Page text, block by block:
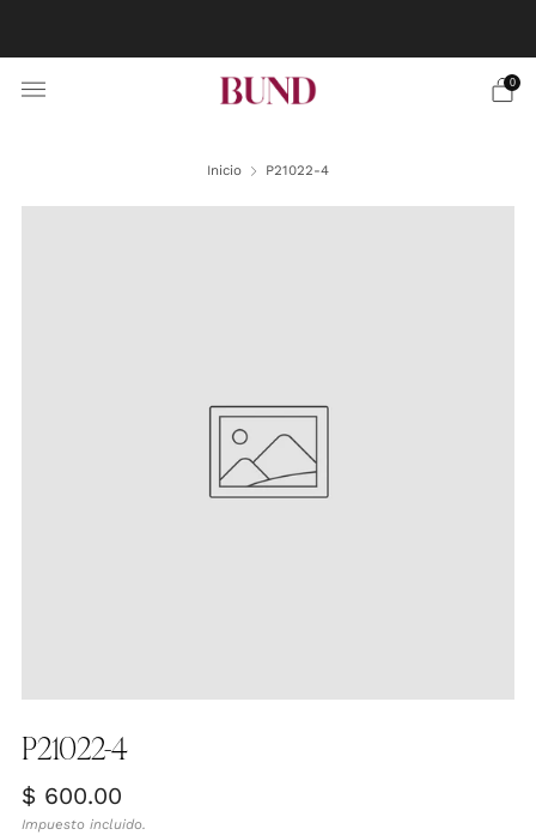
0
Inicio P21022-4
P21022-4
Precio
habitual
$ 600.00
Impuesto incluido.